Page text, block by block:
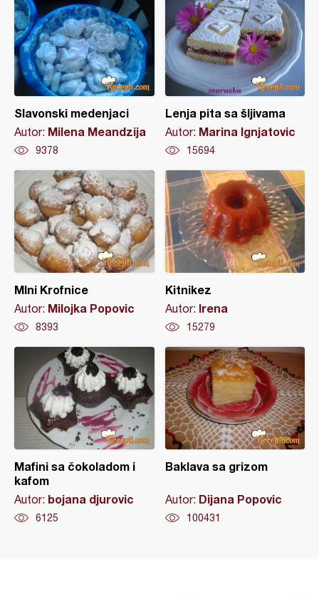
Slavonski medenjaci
Autor: Milena Meandzija
9378
Lenja pita sa šljivama
Autor: Marina Ignjatovic
15694
MIni Krofnice
Autor: Milojka Popovic
8393
Kitnikez
Autor: Irena
15279
Mafini sa čokoladom i
kafom
Autor: bojana djurovic
6125
Baklava sa grizom
Autor: Dijana Popovic
100431